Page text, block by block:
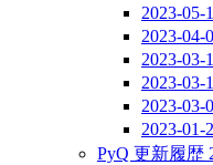
2023-
2023-
2023-
2023-
2023-
2023-
PyQ 更新履歴